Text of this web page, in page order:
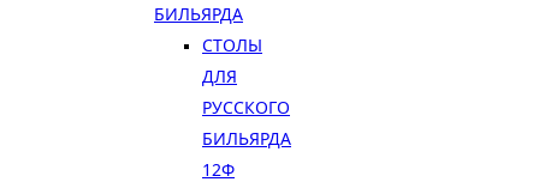
БИЛЬЯРДА
СТОЛЫ
ДЛЯ
РУССКОГО
БИЛЬЯРДА
12Ф